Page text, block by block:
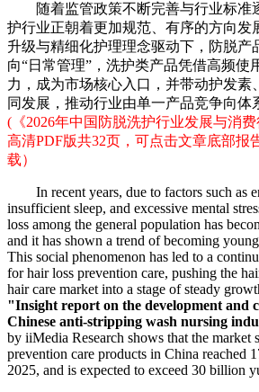
随着监管政策不断完善与行业标准
护行业正朝着更加规范、有序的方向发
升级与精细化护理理念驱动下，防脱产
向“日常管理”，洗护类产品凭借高频使
力，成为市场核心入口，并带动护发素
同发展，推动行业由单一产品竞争向体
(《2026年中国防脱洗护行业发展与消
高清PDF版共32页，可点击文章底部报
载）
In recent years, due to factors such as
insufficient sleep, and excessive mental
loss among the general population has
and it has shown a trend of becoming
This social phenomenon has led to a
for hair loss prevention care, pushing the
hair care market into a stage of steady
"Insight report on the development and
Chinese anti-stripping wash nursing
by iiMedia Research shows that the market
prevention care products in China reached
2025, and is expected to exceed 30 billion